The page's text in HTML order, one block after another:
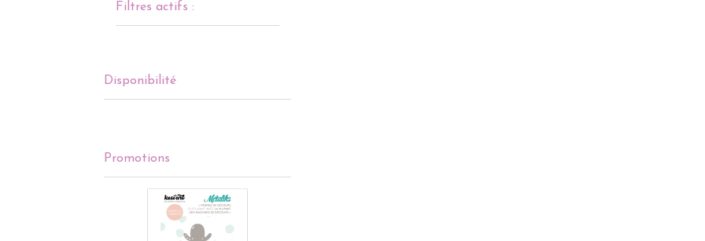
Filtres actifs :
Disponibilité
Promotions